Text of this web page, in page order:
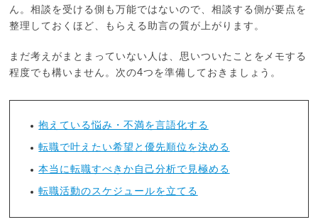
ん。相談を受ける側も万能ではないので、相談する側が要点を
整理しておくほど、もらえる助言の質が上がります。
まだ考えがまとまっていない人は、思いついたことをメモする
程度でも構いません。次の4つを準備しておきましょう。
抱えている悩み・不満を言語化する
転職で叶えたい希望と優先順位を決める
本当に転職すべきか自己分析で見極める
転職活動のスケジュールを立てる